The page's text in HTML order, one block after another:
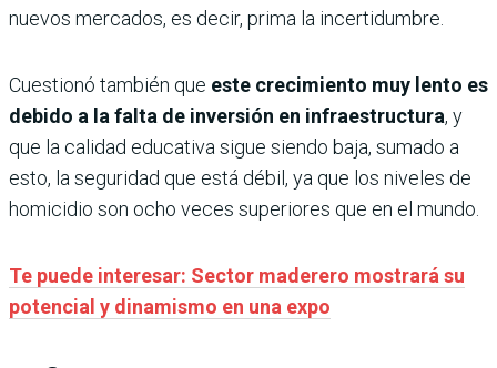
nuevos mercados, es decir, prima la incertidumbre.
Cuestionó también que este crecimiento muy lento es
debido a la falta de inversión en infraestructura, y
que la calidad educativa sigue siendo baja, sumado a
esto, la seguridad que está débil, ya que los niveles de
homicidio son ocho veces superiores que en el mundo.
Te puede interesar: Sector maderero mostrará su
potencial y dinamismo en una expo